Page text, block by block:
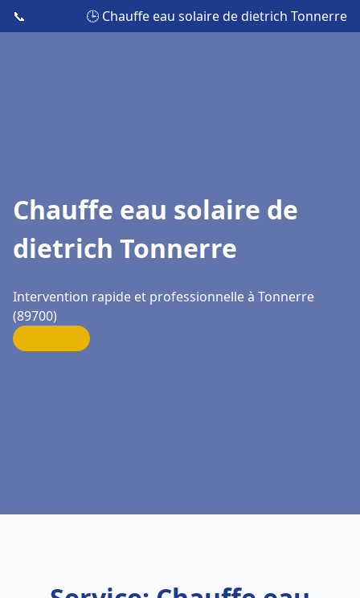
📞 🕒 Chauffe eau solaire de dietrich Tonnerre
Chauffe eau solaire de
dietrich Tonnerre
Intervention rapide et professionnelle à Tonnerre
(89700)